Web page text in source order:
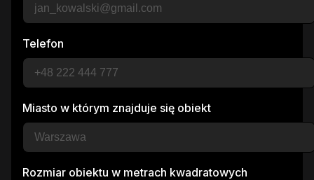
Telefon
Miasto w którym znajduje się obiekt
Rozmiar obiektu w metrach kwadratowych